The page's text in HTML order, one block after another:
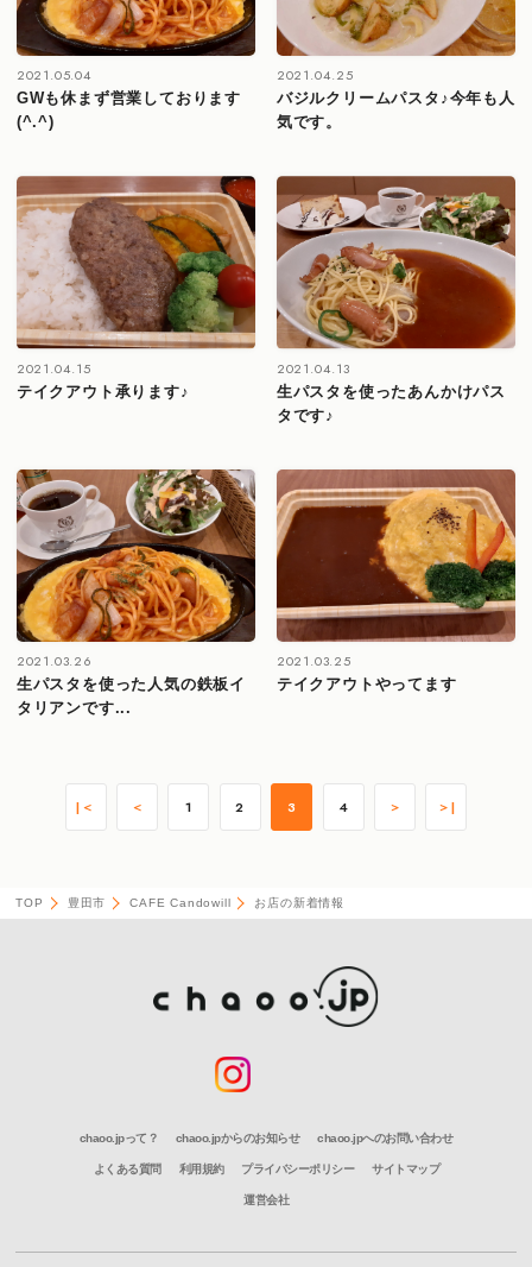
2021.05.04
GWも休まず営業しております
(^.^)
2021.04.25
バジルクリームパスタ♪今年も人
気です。
2021.04.15
テイクアウト承ります♪
2021.04.13
生パスタを使ったあんかけパス
タです♪
2021.03.26
生パスタを使った人気の鉄板イ
タリアンです...
2021.03.25
テイクアウトやってます
|＜ ＜ 1 2 3 4 ＞ ＞|
TOP 豊田市 CAFE Candowill お店の新着情報
chaoo.jpって？ chaoo.jpからのお知らせ chaoo.jpへのお問い合わせ
よくある質問 利用規約 プライバシーポリシー サイトマップ
運営会社